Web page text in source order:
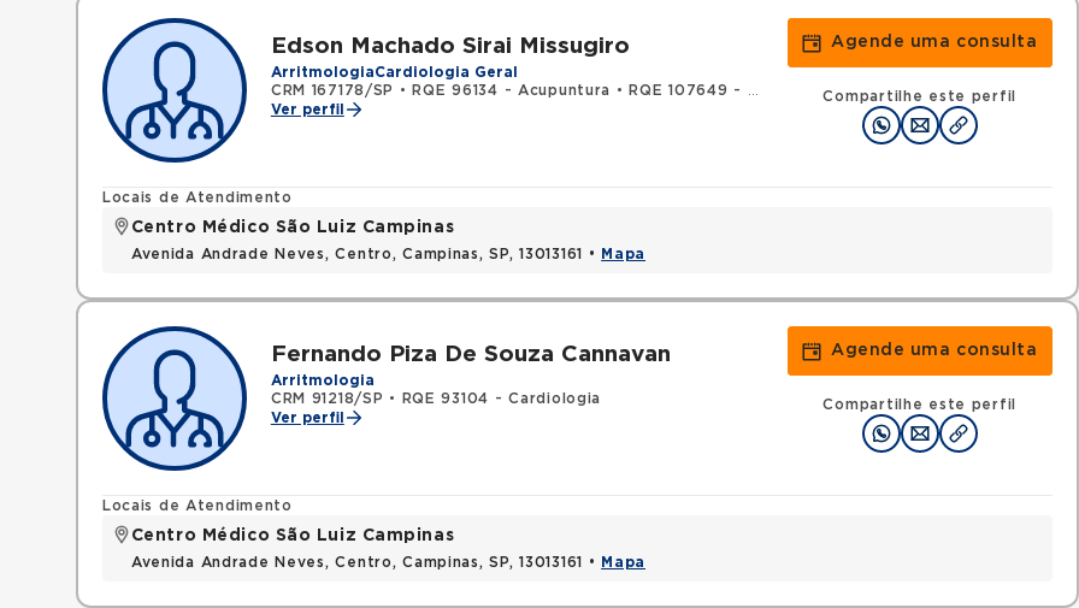
Edson Machado Sirai Missugiro
ArritmologiaCardiologia Geral
CRM 167178/SP
• RQE 96134 - Acupuntura • RQE 107649 - Medicina intensiva • RQE 148963 -
Ver perfil
Agende uma consulta
Compartilhe este perfil
Locais de Atendimento
Centro Médico São Luiz Campinas
Avenida Andrade Neves, Centro, Campinas, SP, 13013161 • Mapa
Fernando Piza De Souza Cannavan
Arritmologia
CRM 91218/SP •
RQE 93104 - Cardiologia
Ver perfil
Agende uma consulta
Compartilhe este perfil
Locais de Atendimento
Centro Médico São Luiz Campinas
Avenida Andrade Neves, Centro, Campinas, SP, 13013161 • Mapa